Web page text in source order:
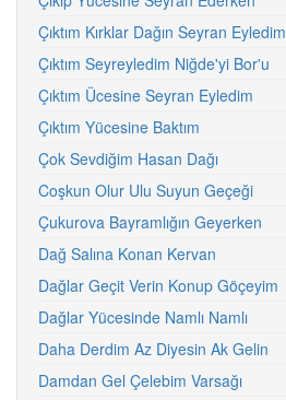
Çıktım Kırklar Dağın Seyran Eyledim
Çıktım Seyreyledim Niğde'yi Bor'u
Çıktım Ücesine Seyran Eyledim
Çıktım Yücesine Baktım
Çok Sevdiğim Hasan Dağı
Coşkun Olur Ulu Suyun Geçeği
Çukurova Bayramlığın Geyerken
Dağ Salına Konan Kervan
Dağlar Geçit Verin Konup Göçeyim
Dağlar Yücesinde Namlı Namlı
Daha Derdim Az Diyesin Ak Gelin
Damdan Gel Çelebim Varsağı